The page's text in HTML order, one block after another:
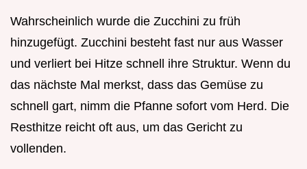
Wahrscheinlich wurde die Zucchini zu früh
hinzugefügt. Zucchini besteht fast nur aus Wasser
und verliert bei Hitze schnell ihre Struktur. Wenn du
das nächste Mal merkst, dass das Gemüse zu
schnell gart, nimm die Pfanne sofort vom Herd. Die
Resthitze reicht oft aus, um das Gericht zu
vollenden.